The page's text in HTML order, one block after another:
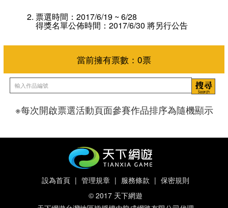
票選時間：2017/6/19 ~ 6/28
得獎名單公佈時間：2017/6/30 將另行公告
當前擁有票數：
※每次開啟票選活動頁面參賽作品排序為隨機顯示
設為首頁 | 管理規章 | 服務條款 | 保密規則
© 2017 天下網遊